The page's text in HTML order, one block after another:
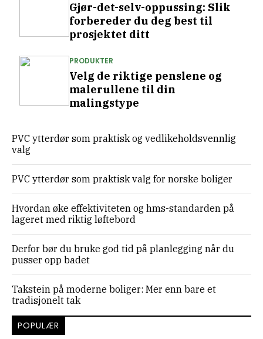
Gjør-det-selv-oppussing: Slik
forbereder du deg best til
prosjektet ditt
Velg de riktige penslene og
malerullene til din
malingstype
PRODUKTER
PVC ytterdør som praktisk og vedlikeholdsvennlig
valg
PVC ytterdør som praktisk valg for norske boliger
Hvordan øke effektiviteten og hms-standarden på
lageret med riktig løftebord
Derfor bør du bruke god tid på planlegging når du
pusser opp badet
Takstein på moderne boliger: Mer enn bare et
tradisjonelt tak
POPULÆR